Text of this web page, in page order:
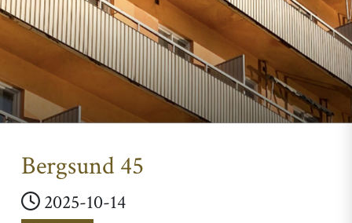
Bergsund 45
2025-10-14